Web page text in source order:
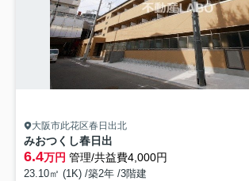
大阪市此花区春日出北
みおつくし春日出
6.4万円 管理/共益費4,000円
23.10㎡ (1K) /築2年 /3階建